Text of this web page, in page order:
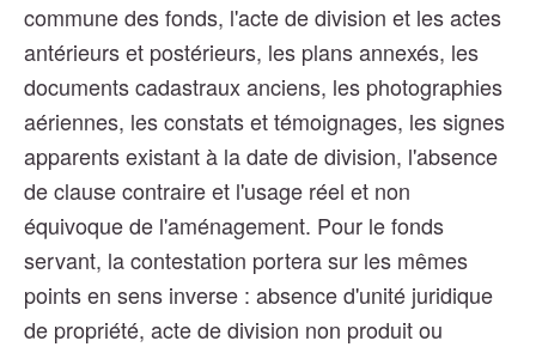
commune des fonds, l'acte de division et les actes
antérieurs et postérieurs, les plans annexés, les
documents cadastraux anciens, les photographies
aériennes, les constats et témoignages, les signes
apparents existant à la date de division, l'absence
de clause contraire et l'usage réel et non
équivoque de l'aménagement. Pour le fonds
servant, la contestation portera sur les mêmes
points en sens inverse : absence d'unité juridique
de propriété, acte de division non produit ou